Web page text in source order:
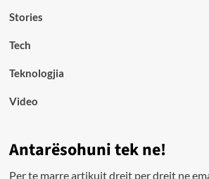
Stories
Tech
Teknologjia
Video
Antarësohuni tek ne!
Per te marre artikujt drejt per drejt ne